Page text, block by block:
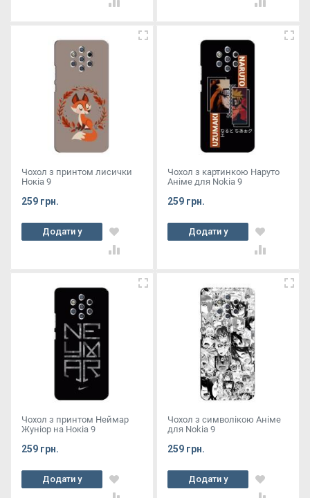
Чохол з принтом лисички
Нокіа 9
259 грн.
Додати у
кошик
Чохол з картинкою Наруто
Аніме для Nokia 9
259 грн.
Додати у
кошик
Чохол з принтом Неймар
Жуніор на Нокіа 9
259 грн.
Додати у
кошик
Чохол з символікою Аніме
для Nokia 9
259 грн.
Додати у
кошик